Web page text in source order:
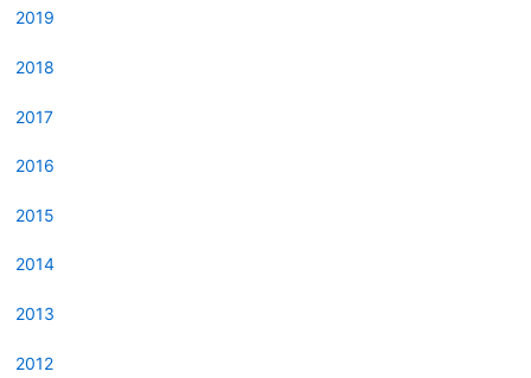
2019
2018
2017
2016
2015
2014
2013
2012